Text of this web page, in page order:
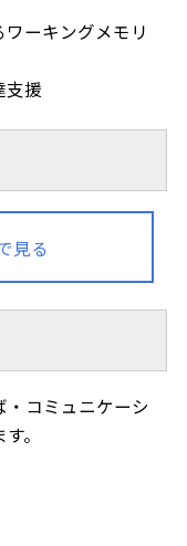
ーキングメモリ
援
見る
コミュニケーシ
。